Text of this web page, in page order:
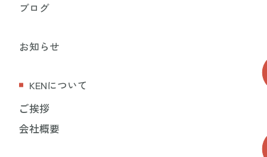
ブログ
お知らせ
KENについて
ご挨拶
会社概要